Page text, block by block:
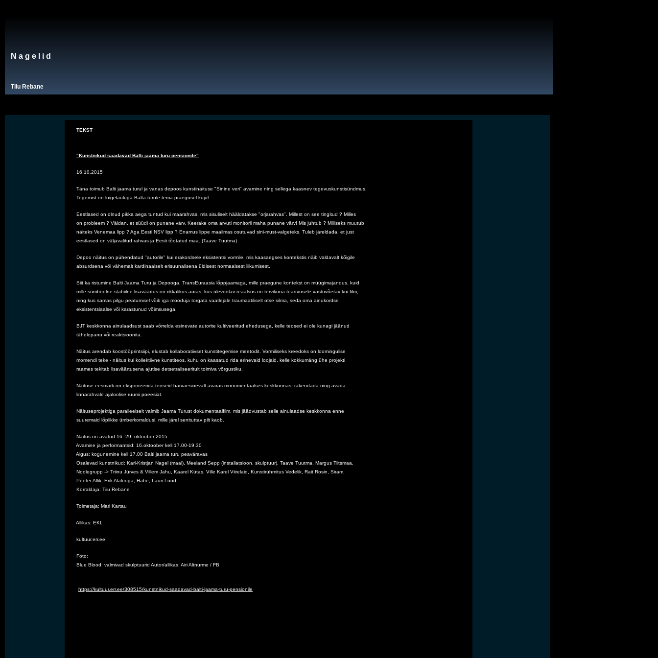
N a g e l i d
Tiiu Rebane
TEKST
"Kunstnikud saadavad Balti jaama turu pensionile"
       16.10.2015
       Täna toimub Balti jaama turul ja vanas depoos kunstinäituse "Sinine veri" avamine ning sellega kaasnev tegevuskunstisündmus.
       Tegemist on luigelauluga
Balta turule tema praegusel kujul.
       Eestlased on olnud pikka aega tuntud kui maarahvas, mis sisuliselt hääldatakse "orjarahvas". Millest on see tingitud ? Milles
       on probleem ? Väidan, et süüdi
on punane värv. Keerake oma arvuti monitoril maha punane värv! Mis juhtub ? Milliseks muutub
       näiteks Venemaa lipp ? Aga Eesti NSV lipp ? Enamus lippe
maailmas osutuvad sini-must-valgeteks. Tuleb järeldada, et just
       eestlased on väljavalitud rahvas ja Eesti tõotatud maa. (Taave Tuutma)
       Depoo näitus on pühendatud "autorile" kui erakordsele eksistentsi vormile, mis kaasaegses kontekstis näib valdavalt kõigile
       absurdsena või vähemalt
kardinaalselt erisuunalisena üldisest normaalsest liikumisest.
       Siit ka ristumine Balti Jaama Turu ja Depooga, TransEuraasia lõppjaamaga, mille praegune kontekst on müügimajandus, kuid
       mille sümboolne stabiilne
lisaväärtus on rikkalikus auras, kus ülevoolav reaalsus on tervikuna teadvusele vastuvõetav kui film,
       ning kus samas pilgu peatumisel võib iga mööduja
torgata vaatlejale traumaatiliselt otse silma, seda oma ainukordse
       eksistentsiaalse või karastunud võimsusega.
       BJT keskkonna ainulaadsust saab võrrelda esinevate autorite kultiveeritud ehedusega, kelle teosed ei ole kunagi jäänud
       tähelepanu või reaktsioonita.
       Näitus arendab koostööprintsiipi, elustab kollaboratiivset kunstitegemise meetodit. Vormiliseks kreedoks on loomingulise
       momendi teke - näitus kui
kollektiivne kunstiteos, kuhu on kaasatud rida erinevaid loojaid, kelle kokkumäng ühe projekti
       raames tekitab lisaväärtusena ajutise detsetraliseeritult
toimiva võrgustiku.
       Näituse eesmärk on eksponeerida teoseid harvaesinevalt avaras monumentaalses keskkonnas; rakendada ning avada
       linnarahvale ajaloolise ruumi poeesiat.
       Näituseprojektiga paralleelselt valmib Jaama Turust dokumentaalfilm, mis jäädvustab selle ainulaadse keskkonna enne
       suuremaid lõplikke ümberkorraldusi,
mille järel senituttav pilt kaob.
       Näitus on avatud 16.-29. oktoober 2015
       Avamine ja performantsid: 16.oktoober kell 17.00-19.30
       Algus: kogunemine kell 17.00 Balti jaama turu peaväravas
       Osalevad kunstnikud: Karl-Kristjan Nagel (maal), Meeland Sepp (installatsioon, skulptuur), Taave Tuutma, Margus Tiitsmaa,
       Noolegrupp ->
Triinu Jürves & Villem Jahu, Kaarel Kütas, Ville Karel Viirelaid, Kunstirühmitus Vedelik, Rait Rosin, Siram,
       Peeter Allik, Erik Alalooga, Habe, Lauri Luud.
       Korraldaja: Tiiu Rebane
       Toimetaja: Mari Kartau
       Allikas: EKL
       kultuur.err.ee
       Foto:
       Blue Blood: valmivad skulptuurid Autor/allikas: Airi Altnurme / FB
https://kultuur.err.ee/308515/kunstnikud-saadavad-balti-jaama-turu-pensionile